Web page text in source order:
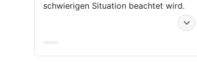
schwierigen Situation beachtet wird.